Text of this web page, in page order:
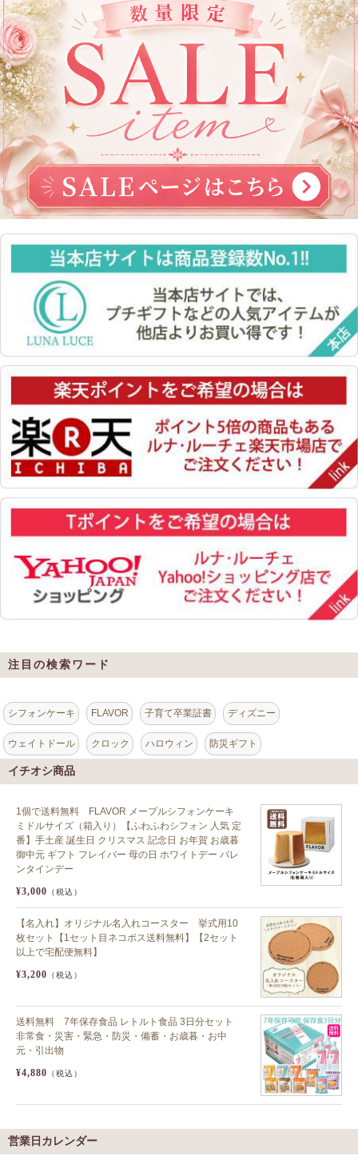
注目の検索ワード
シフォンケーキ FLAVOR 子育て卒業証書 ディズニー
ウェイトドール クロック ハロウィン 防災ギフト
イチオシ商品
1個で送料無料 FLAVOR メープルシフォンケーキ
ミドルサイズ（箱入り）【ふわふわシフォン 人気 定
番】手土産 誕生日 クリスマス 記念日 お年賀 お歳暮
御中元 ギフト フレイバー 母の日 ホワイトデー バレ
ンタインデー
¥3,000 （税込）
【名入れ】オリジナル名入れコースター 挙式用10
枚セット【1セット目ネコポス送料無料】【2セット
以上で宅配便無料】
¥3,200 （税込）
送料無料 7年保存食品 レトルト食品 3日分セット
非常食・災害・緊急・防災・備蓄・お歳暮・お中
元・引出物
¥4,880 （税込）
営業日カレンダー